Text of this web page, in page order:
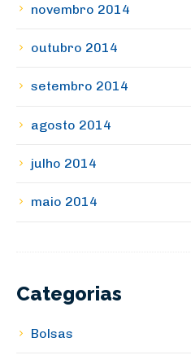
novembro 2014
outubro 2014
setembro 2014
agosto 2014
julho 2014
maio 2014
Categorias
Bolsas